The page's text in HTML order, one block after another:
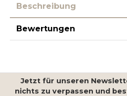
Beschreibung
Bewertungen
Jetzt für unseren
nichts zu verpassen und